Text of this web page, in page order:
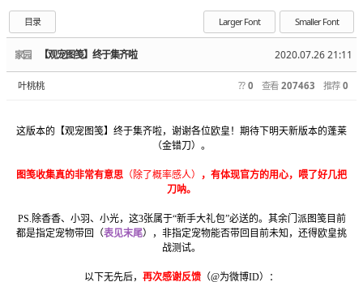
目录 Larger Font Smaller Font
家园 2020.07.26 21:11
【观宠图笺】终于集齐啦
叶桃桃 ?? 0 查看 207463 推荐 0
​这版本的【观宠图笺】终于集齐啦，谢谢各位欧皇！期待下明天新版本的蓬莱
（金错刀）。
图笺收集真的非常有意思 （除了概率感人）
，有体现官方的用心，喂了好几把
刀呐。
PS.除香香、小羽、小光，这3张属于“新手大礼包”必送的。其余门派图笺目前
都是指定宠物带回（表见末尾），非指定宠物能否带回目前未知，还得欧皇挑
战测试。
以下无先后， 再次感谢反馈 （@为微博ID）：